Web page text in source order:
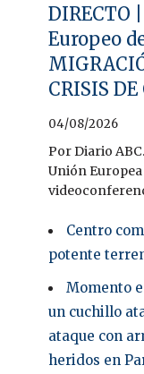
DIRECTO
Europeo
CRISIS
04/08/2026
Por Diario
Unión
Centro
potente
Momento
un cuchillo
ataque con
heridos en